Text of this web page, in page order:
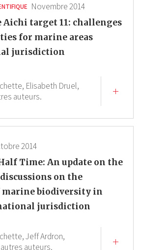
Novembre 2014
target 11: challenges
for marine areas
jurisdiction
Elisabeth Druel,
auteurs.
2014
Time: An update on the
on the
marine biodiversity in
jurisdiction
Jeff Ardron,
auteurs.